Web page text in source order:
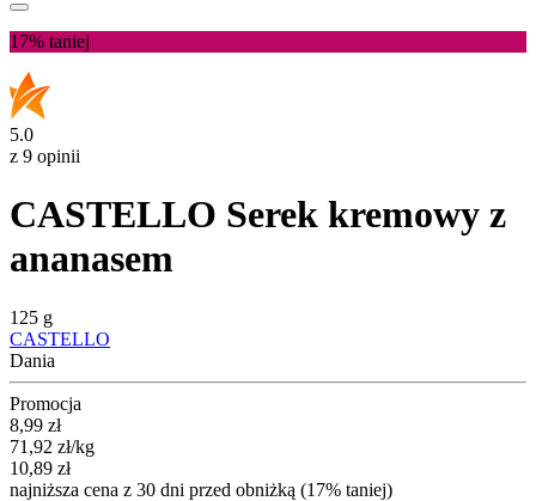
17% taniej
5.0
z 9 opinii
CASTELLO Serek kremowy z
ananasem
125 g
CASTELLO
Dania
Promocja
Cena promocyjna
8,99 zł
71,92 zł/kg
10,89 zł
najniższa cena z 30 dni przed obniżką (17% taniej)